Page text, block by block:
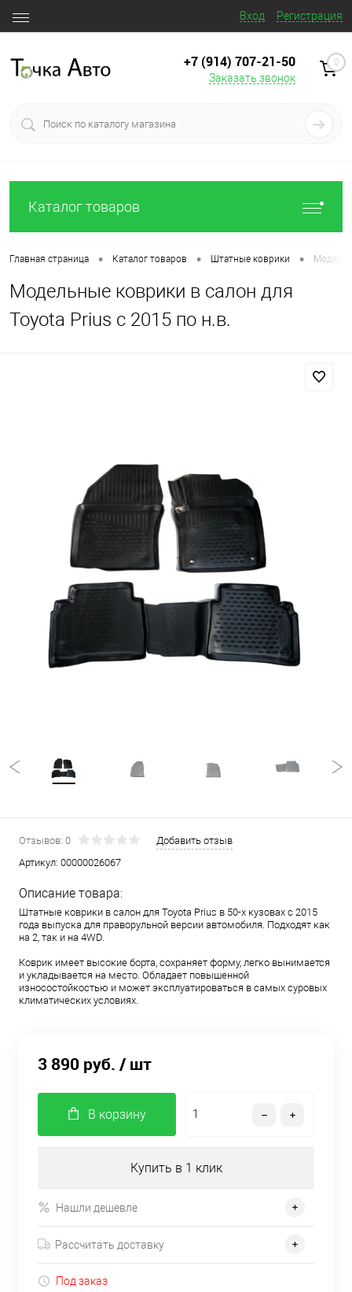
Вход Регистрация
+7 (914) 707‒21‒50
Заказать звонок
0
Каталог товаров
Главная страница • Каталог товаров • Штатные коврики •
Модельные коврики в салон для
Toyota Prius с 2015 по н.в.
Отзывов: 0
Добавить отзыв
Артикул: 00000026067
Описание товара:
Штатные коврики в салон для Toyota Prius в 50-х кузовах с 2015
года выпуска для праворульной версии автомобиля. Подходят как
на 2, так и на 4WD.
Коврик имеет высокие борта, сохраняет форму, легко вынимается
и укладывается на место. Обладает повышенной
износостойкостью и может эксплуатироваться в самых суровых
климатических условиях.
3 890 руб. / шт
В корзину
Купить в 1 клик
Нашли дешевле
Рассчитать доставку
Под заказ